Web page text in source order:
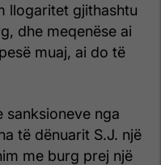
llogaritet gjithashtu
dhe meqenëse ai
muaj, ai do të
sanksioneve nga
të dënuarit S.J. një
me burg prej një